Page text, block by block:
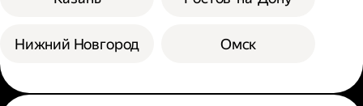
Нижний Новгород Омск